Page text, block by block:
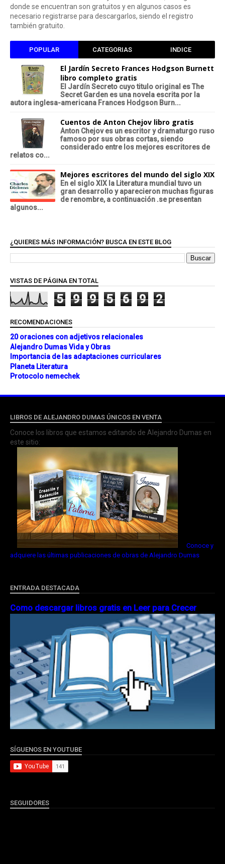
donde se encuentran son gratuitos y en algunos casos es
necesario registrarse para descargarlos, siendo el registro
también gratuito.
POPULAR CATEGORIAS INDICE
El Jardín Secreto Frances Hodgson Burnett
libro completo gratis
El Jardín Secreto cuyo titulo original es The
Secret Garden es una novela escrita por la
autora inglesa-americana Frances Hodgson Burn...
Cuentos de Anton Chejov libro gratis
Anton Chejov es un escritor y dramaturgo ruso
famoso por sus obras cortas, siendo
considerado entre los mejores escritores de
relatos co...
Mejores escritores del mundo del siglo XIX
En el siglo XIX la Literatura mundial tuvo un
gran desarrollo y aparecieron muchas figuras
de renombre, a continuación .se presentan
algunos...
¿QUIERES MÁS INFORMACIÓN? BUSCA EN ESTE BLOG
VISTAS DE PÁGINA EN TOTAL
5 9 9 5 6 9 2
RECOMENDACIONES
20 oraciones con adjetivos relacionales
Alejandro Dumas Vida y Obras
Importancia de las adaptaciones curriculares
Planeta Literatura
Protocolo nemechek
LIBROS DE ALEJANDRO DUMAS ÚNICOS EN VENTA
Conoce los libros que estamos editando de Alejandro Dumas en
este sitio:
Conoce y
adquiere las últimas publicaciones de obras de Alejandro Dumas
ENTRADA DESTACADA
Como descargar libros gratis en Leer para Crecer
SÍGUENOS EN YOUTUBE
SEGUIDORES